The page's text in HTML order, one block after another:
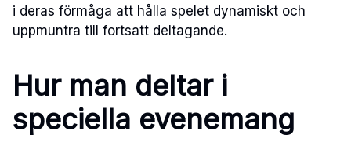
i deras förmåga att hålla spelet dynamiskt och
uppmuntra till fortsatt deltagande.
Hur man deltar i
speciella evenemang